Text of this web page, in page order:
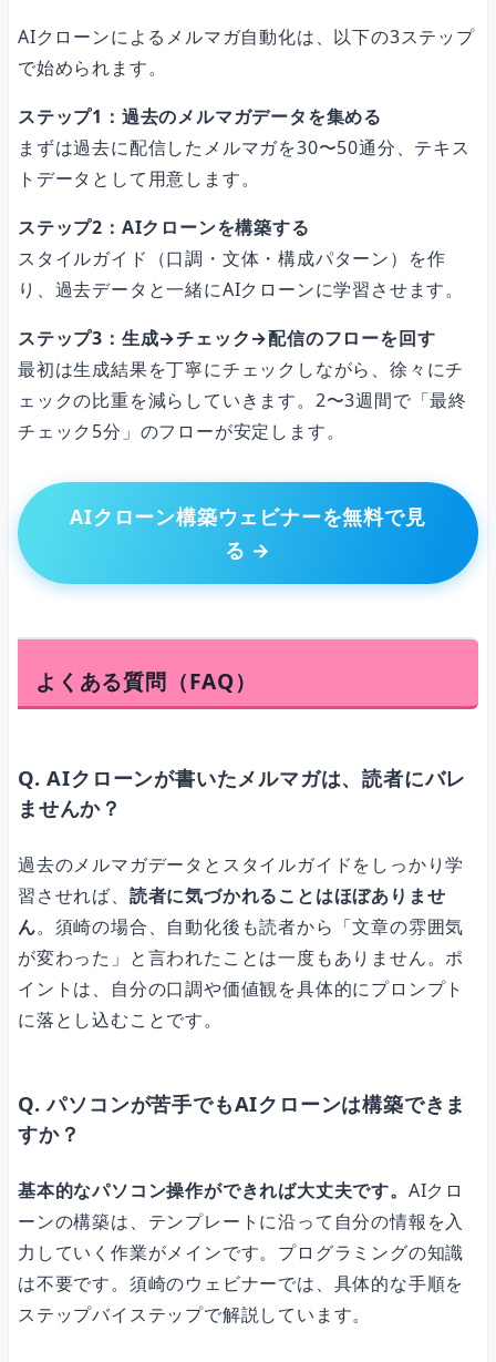
AIクローンによるメルマガ自動化は、以下の3ステップ
で始められます。
ステップ1：過去のメルマガデータを集める
まずは過去に配信したメルマガを30〜50通分、テキス
トデータとして用意します。
ステップ2：AIクローンを構築する
スタイルガイド（口調・文体・構成パターン）を作
り、過去データと一緒にAIクローンに学習させます。
ステップ3：生成→チェック→配信のフローを回す
最初は生成結果を丁寧にチェックしながら、徐々にチ
ェックの比重を減らしていきます。2〜3週間で「最終
チェック5分」のフローが安定します。
AIクローン構築ウェビナーを無料で見
る →
よくある質問（FAQ）
Q. AIクローンが書いたメルマガは、読者にバレ
ませんか？
過去のメルマガデータとスタイルガイドをしっかり学
習させれば、 読者に気づかれることはほぼありませ
ん。須崎の場合、自動化後も読者から「文章の雰囲気
が変わった」と言われたことは一度もありません。ポ
イントは、自分の口調や価値観を具体的にプロンプト
に落とし込むことです。
Q. パソコンが苦手でもAIクローンは構築できま
すか？
基本的なパソコン操作ができれば大丈夫です。 AIクロ
ーンの構築は、テンプレートに沿って自分の情報を入
力していく作業がメインです。プログラミングの知識
は不要です。須崎のウェビナーでは、具体的な手順を
ステップバイステップで解説しています。